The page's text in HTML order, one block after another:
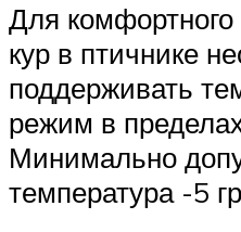
Для
кур в птичнике
поддерживать
режим в
Минимально
температура -5